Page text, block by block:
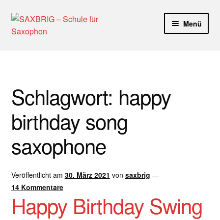
Zur
Navigation
Zum
Inhalt
Menü
Aktuelle Blog Artikel
ANMELDUNG
Dankeschön – Impro Basic Downloads (Youtube)
Datenschutz
Disclaimer
Schlagwort: happy
birthday song
saxophone
Veröffentlicht am 30. März 2021 von saxbrig —
14 Kommentare
Happy Birthday Swing